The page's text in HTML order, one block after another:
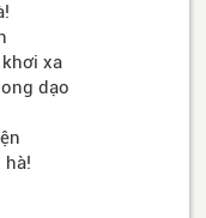
xa
dạo
hà!